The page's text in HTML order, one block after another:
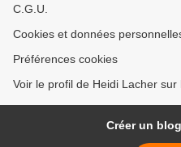
C.G.U.
Cookies et données
Préférences cookies
Voir le profil de Heidi Lacher
Créer un